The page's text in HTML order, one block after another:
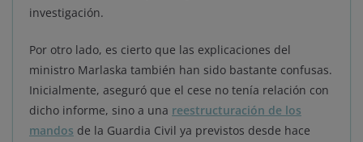
investigación.
Por otro lado, es cierto que las explicaciones del
ministro Marlaska también han sido bastante confusas.
Inicialmente, aseguró que el cese no tenía relación con
dicho informe, sino a una reestructuración de los
mandos de la Guardia Civil ya previstos desde hace
Opciones de cookies
Rechazar cookies Política de cookies